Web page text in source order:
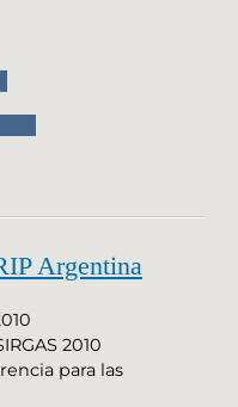
Argentina
2010
para las